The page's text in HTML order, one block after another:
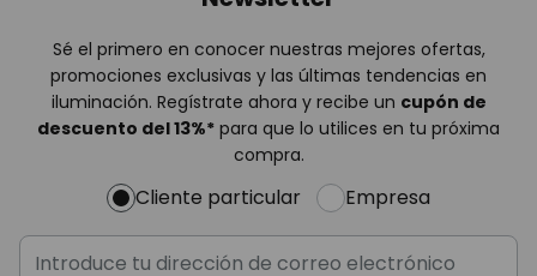
Sé el primero en conocer nuestras mejores ofertas,
promociones exclusivas y las últimas tendencias en
iluminación. Regístrate ahora y recibe un cupón de
descuento del13%* para que lo utilices en tu próxima
compra.
Cliente particular Empresa